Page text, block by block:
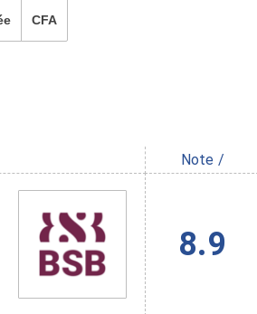
CFA
Note /
8.9